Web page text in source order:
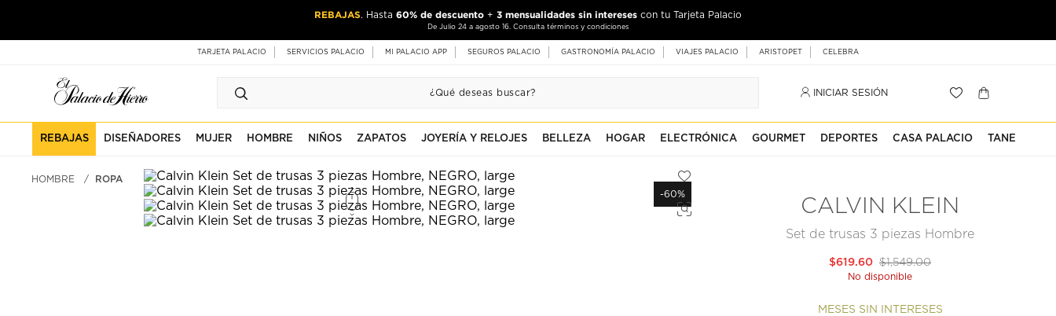
REBAJAS. Hasta 60% de descuento + 3 mensualidades sin intereses con tu Tarjeta Palacio
De Julio 24 a agosto 16. Consulta términos y condiciones
TARJETA PALACIO SERVICIOS PALACIO MI PALACIO APP SEGUROS PALACIO GASTRONOMÍA PALACIO VIAJES PALACIO ARISTOPET CELEBRA
INICIAR SESIÓN
REBAJAS DISEÑADORES MUJER HOMBRE NIÑOS ZAPATOS JOYERÍA Y RELOJES BELLEZA HOGAR ELECTRÓNICA GOURMET DEPORTES CASA PALACIO TANE
HOMBRE
ROPA
-60%
CALVIN KLEIN
Set de trusas 3 piezas Hombre
$1,549.00
$619.60
No disponible
MESES SIN INTERESES